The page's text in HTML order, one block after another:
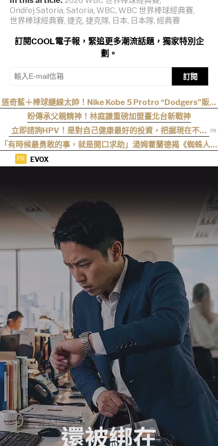
Ondřej Satoria, Satoria, WBC, WBC 世界棒球經典賽,
世界棒球經典賽, 捷克, 捷克隊, 日本, 日本隊, 經典賽
訂閱COOL電子報，緊追更多潮流話題，獨家特別企
劃。
訂閱
道奇藍＋棒球縫線太帥！Nike Kobe 5 Protro “Dodgers”販售
資訊釋出
盼傳承父親精神！林庭謙重磅加盟臺北台新戰神
立即諮詢HPV！是對自己健康最好的投資，把握現在不嫌
晚！
「有時候最勇敢的事，就是開口求助」湯姆霍蘭德揭《蜘蛛人：
PR EVOX